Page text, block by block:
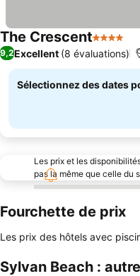
The Crescent4 Étoiles
9,2Excellent (8 évaluations)
Sélectionnez des dates
Les prix et les
pas la même que celle du
Fourchette de prix
Les prix des hôtels avec
Sylvan Beach :